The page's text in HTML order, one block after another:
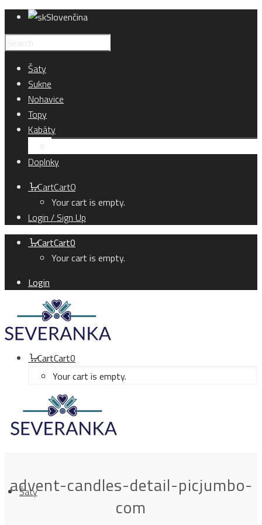
Slovenčina
Šaty
Sukne
Nohavice
Topy
Kabáty
Doplnky
CartCart0
Your cart is empty.
Login / Sign Up
CartCart0
Your cart is empty.
Login
CartCart0
Your cart is empty.
Šaty
advent-candles-detail-picjumbo-
com